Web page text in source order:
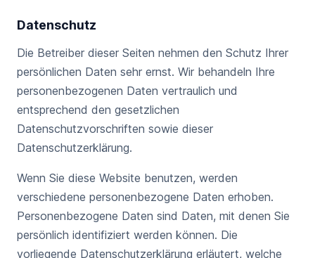
Datenschutz
Die Betreiber dieser Seiten nehmen den Schutz Ihrer
persönlichen Daten sehr ernst. Wir behandeln Ihre
personenbezogenen Daten vertraulich und
entsprechend den gesetzlichen
Datenschutzvorschriften sowie dieser
Datenschutzerklärung.
Wenn Sie diese Website benutzen, werden
verschiedene personenbezogene Daten erhoben.
Personenbezogene Daten sind Daten, mit denen Sie
persönlich identifiziert werden können. Die
vorliegende Datenschutzerklärung erläutert, welche